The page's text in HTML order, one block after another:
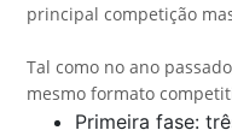
principal competição
Tal como no ano
mesmo formato
Primeira fase: